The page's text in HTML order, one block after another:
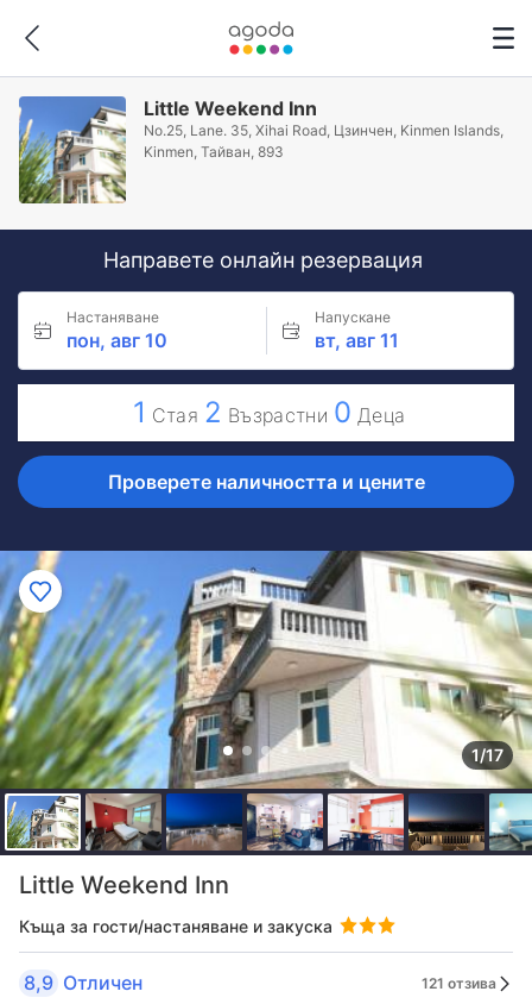
Little Weekend Inn
No.25, Lane. 35, Xihai Road, Цзинчен, Kinmen Islands,
Kinmen, Тайван, 893
Направете онлайн резервация
Настаняване
пон, авг 10
Напускане
вт, авг 11
1 Стая 2 Възрастни 0 Деца
Проверете наличността и цените
1/17
Little Weekend Inn
Къща за гости/настаняване и закуска
8,9 Отличен 121 отзива